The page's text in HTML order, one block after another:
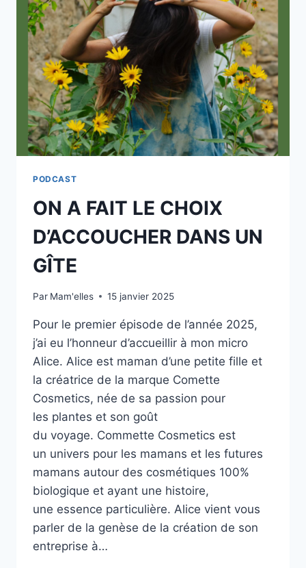
PODCAST
ON A FAIT LE CHOIX
D’ACCOUCHER DANS UN
GÎTE
Par Mam'elles 15 janvier 2025
Pour le premier épisode de l’année 2025,
j’ai eu l’honneur d’accueillir à mon micro
Alice. Alice est maman d’une petite fille et
la créatrice de la marque Comette
Cosmetics, née de sa passion pour
les plantes et son goût
du voyage. Commette Cosmetics est
un univers pour les mamans et les futures
mamans autour des cosmétiques 100%
biologique et ayant une histoire,
une essence particulière. Alice vient vous
parler de la genèse de la création de son
entreprise à…